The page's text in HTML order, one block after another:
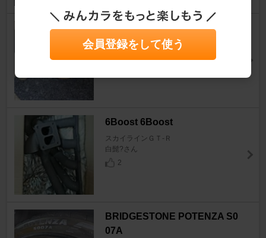
アクティブ 静音マフラー
スカイラインＧＴ‐Ｒ
6Boost 6Boost
スカイラインＧＴ‐Ｒ
白髭?さん
2
BRIDGESTONE POTENZA S0
07A
会員登録をして使う